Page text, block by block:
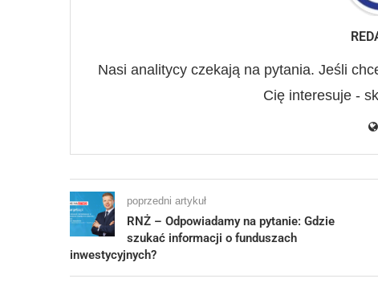
Nasi analitycy czekają na pytania. Jeśli
Cię interesuje -
poprzedni artykuł
RNŻ – Odpowiadamy na pytanie: Gdzie
szukać informacji o funduszach
inwestycyjnych?